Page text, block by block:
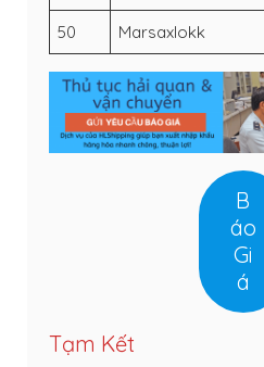
50 Marsaxlokk
B
áo
Gi
á
Tạm Kết